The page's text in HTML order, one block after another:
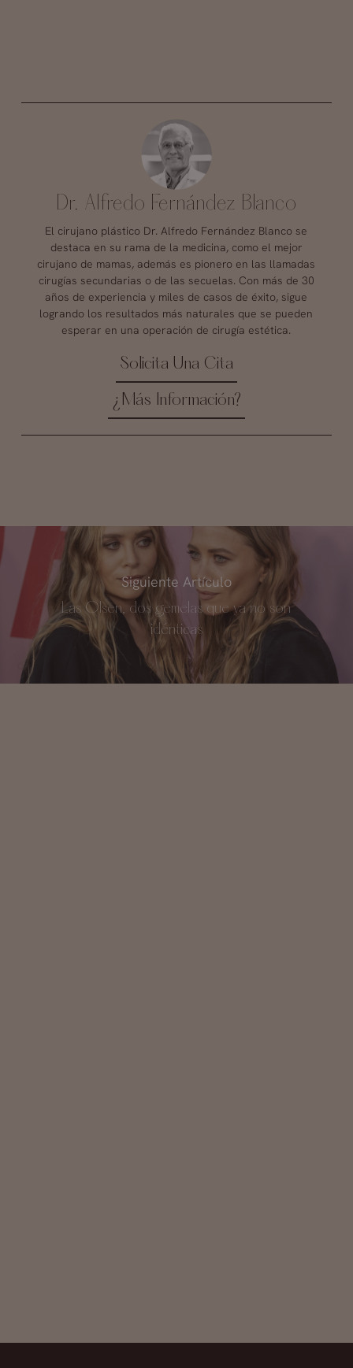
Dr. Alfredo Fernández Blanco
El cirujano plástico Dr. Alfredo Fernández Blanco se
destaca en su rama de la medicina, como el mejor
cirujano de mamas, además es pionero en las llamadas
cirugías secundarias o de las secuelas. Con más de 30
años de experiencia y miles de casos de éxito, sigue
logrando los resultados más naturales que se pueden
esperar en una operación de cirugía estética.
Solicita Una Cita
¿Más Información?
Siguiente Artículo
Las Olsen, dos gemelas que ya no son
idénticas